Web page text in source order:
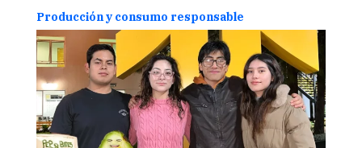
Producción y consumo responsable